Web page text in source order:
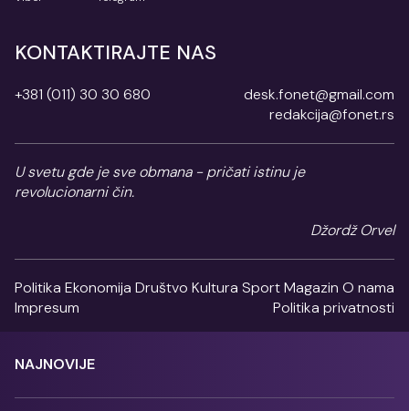
KONTAKTIRAJTE NAS
+381 (011) 30 30 680
desk.fonet@gmail.com
redakcija@fonet.rs
U svetu gde je sve obmana - pričati istinu je
revolucionarni čin.
Džordž Orvel
Politika Ekonomija Društvo Kultura SportMagazin O nama
Impresum
Politika privatnosti
NAJNOVIJE